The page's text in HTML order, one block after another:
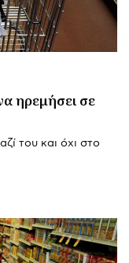
ηρεμήσει σε
του και όχι στο